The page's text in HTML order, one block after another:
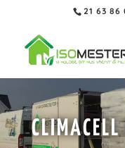
21 63 86